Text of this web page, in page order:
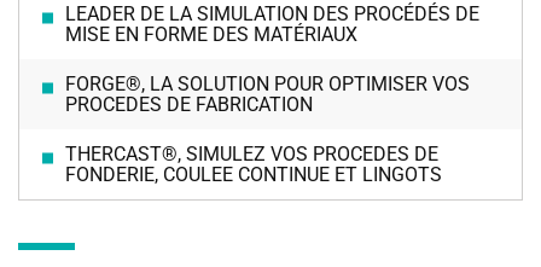
LEADER DE LA SIMULATION DES PROCÉDÉS DE
MISE EN FORME DES MATÉRIAUX
FORGE®, LA SOLUTION POUR OPTIMISER VOS
PROCEDES DE FABRICATION
THERCAST®, SIMULEZ VOS PROCEDES DE
FONDERIE, COULEE CONTINUE ET LINGOTS